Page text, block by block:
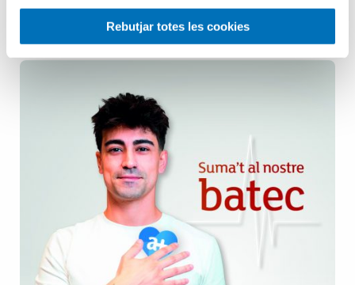
Rebutjar totes les cookies
Salut Mental